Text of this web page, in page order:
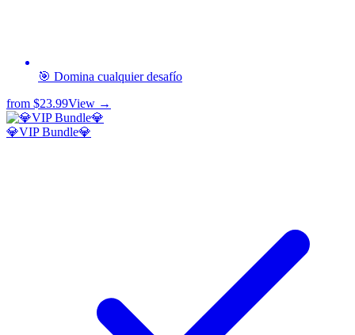
🎯 Domina cualquier desafío
from $23.99View →
💎VIP Bundle💎